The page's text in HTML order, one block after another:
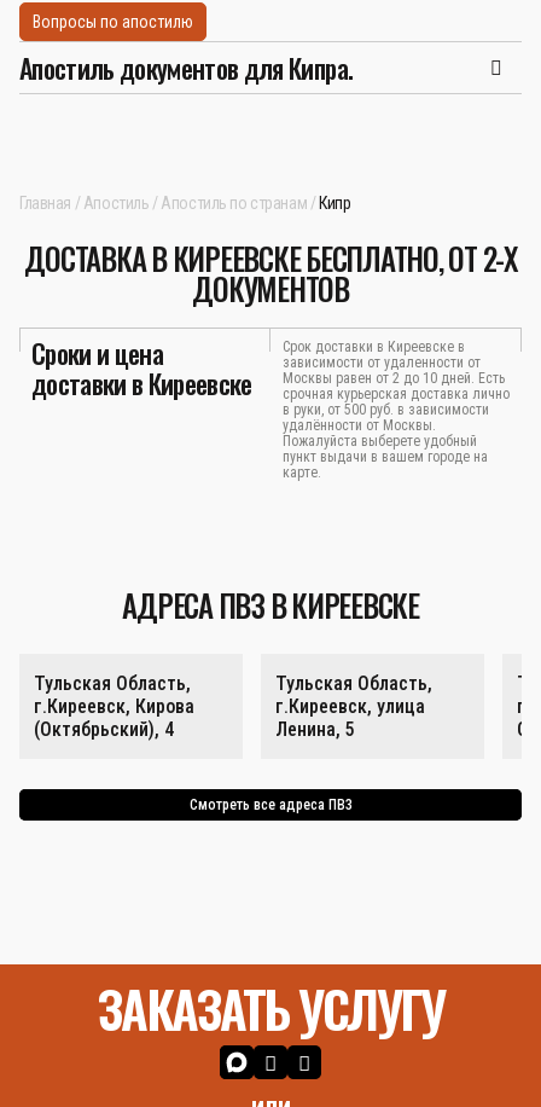
Вопросы по апостилю
Апостиль документов для Кипра.
Главная Апостиль Апостиль по странам Кипр
ДОСТАВКА В КИРЕЕВСКЕ БЕСПЛАТНО, ОТ 2-Х
ДОКУМЕНТОВ
Сроки и цена
доставки в Киреевске
Срок доставки в Киреевске в
зависимости от удаленности от
Москвы равен от 2 до 10 дней. Есть
срочная курьерская доставка лично
в руки, от 500 руб. в зависимости
удалённости от Москвы.
Пожалуйста выберете удобный
пункт выдачи в вашем городе на
карте.
АДРЕСА ПВЗ В КИРЕЕВСКЕ
Тульская Область,
г.Киреевск, Кирова
(Октябрьский), 4
Тульская Область,
г.Киреевск, улица
Ленина, 5
Смотреть все адреса ПВЗ
ЗАКАЗАТЬ УСЛУГУ